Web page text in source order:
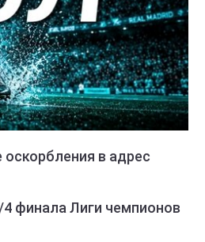
в адрес
финала Лиги чемпионов